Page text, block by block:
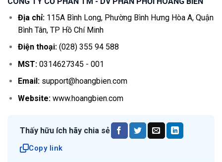
Địa chỉ:115A Bình Long, Phường Bình Hưng Hòa A, Quận
Bình Tân, TP Hồ Chí Minh
Điện thoại:(028) 355 94 588
MST:0314627345 - 001
Email:support@hoangbien.com
Website: www.hoangbien.com
Thấy hữu ích hãy chia sẻ
Copy link